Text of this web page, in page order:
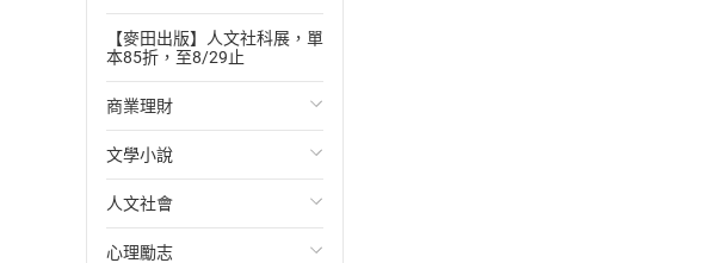
【麥田出版】人文社科展，單
本85折，至8/29止
商業理財
投資理財
經濟/趨勢
財務/金融
文學小說
歐美文學
日本文學
人文社會
國際關係
心理勵志